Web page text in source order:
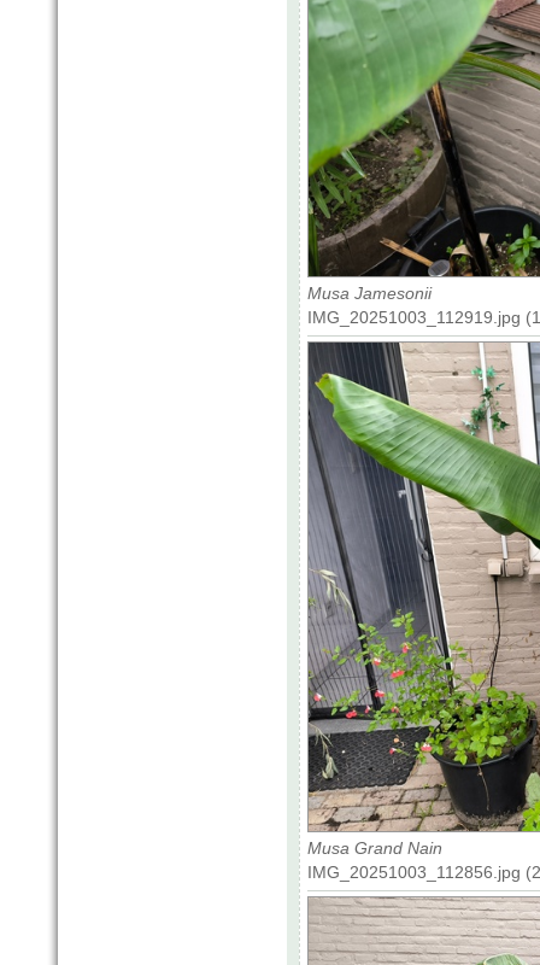
Musa Jamesonii
IMG_20251003_112919.jpg
Musa Grand Nain
IMG_20251003_112856.jpg